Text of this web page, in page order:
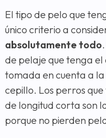
El tipo de pelo que
único criterio a
absolutamente todo
de pelaje que tenga
tomada en cuenta a
cepillo. Los perros
de longitud corta son
porque no pierden